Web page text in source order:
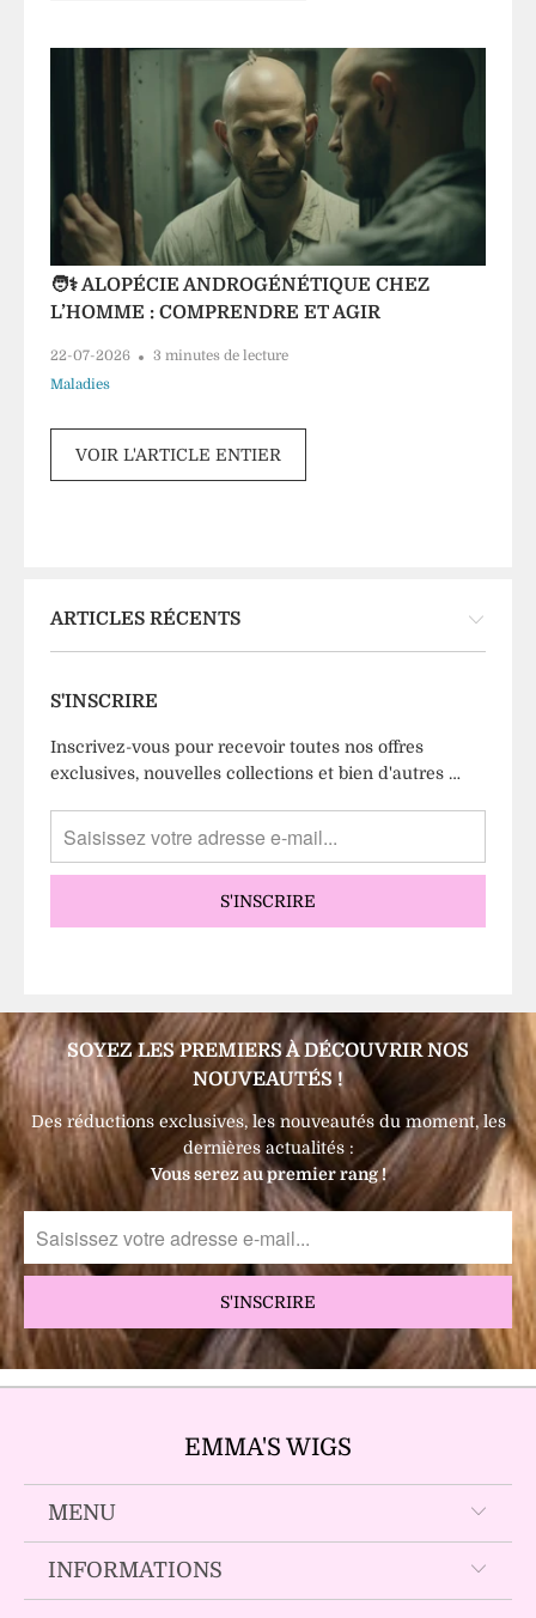
🧑⚕️ ALOPÉCIE ANDROGÉNÉTIQUE CHEZ
L’HOMME : COMPRENDRE ET AGIR
22-07-2026
3 minutes de lecture
Maladies
VOIR L'ARTICLE ENTIER
ARTICLES RÉCENTS
S'INSCRIRE
Inscrivez-vous pour recevoir toutes nos offres
exclusives, nouvelles collections et bien d'autres …
SOYEZ LES PREMIERS À DÉCOUVRIR NOS
NOUVEAUTÉS !
Des réductions exclusives, les nouveautés du moment, les
dernières actualités :
Vous serez au premier rang !
EMMA'S WIGS
MENU
INFORMATIONS